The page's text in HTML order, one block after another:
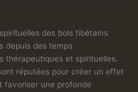
des bols tibétains
depuis des temps
thérapeutiques et spirituelles.
réputées pour créer un effet
favoriser une profonde